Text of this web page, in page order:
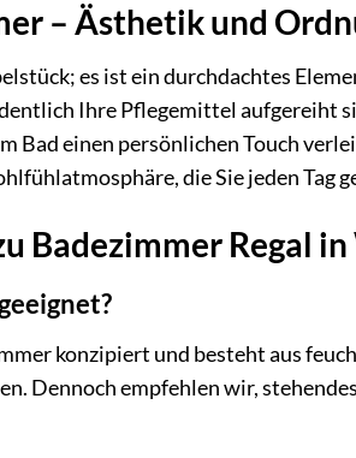
– Ästhetik und
es ist ein durchdachtes
Ihre Pflegemittel aufgereiht
Bad einen persönlichen Touch
die Sie jeden Tag
Badezimmer Regal
konzipiert und besteht aus
Dennoch empfehlen wir,